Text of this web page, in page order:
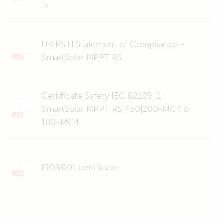
Tr
UK PSTI Statement of Compliance -
SmartSolar MPPT RS
Certificate Safety IEC 62109-1 -
SmartSolar MPPT RS 450|200-MC4 &
100-MC4
ISO9001 certificate